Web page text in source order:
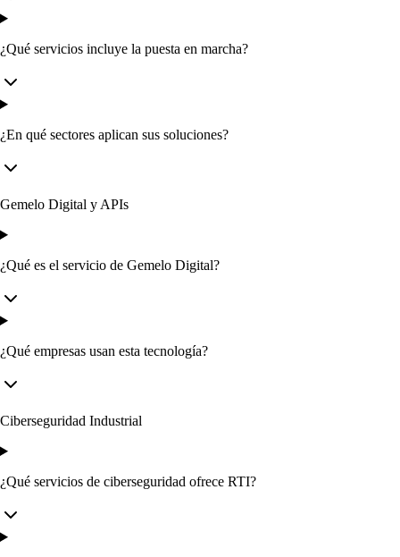
¿Qué servicios incluye la puesta en marcha?
¿En qué sectores aplican sus soluciones?
Gemelo Digital y APIs
¿Qué es el servicio de Gemelo Digital?
¿Qué empresas usan esta tecnología?
Ciberseguridad Industrial
¿Qué servicios de ciberseguridad ofrece RTI?